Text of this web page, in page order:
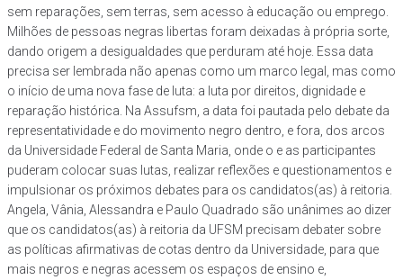
sem reparações, sem terras, sem acesso à educação ou emprego.
Milhões de pessoas negras libertas foram deixadas à própria sorte,
dando origem a desigualdades que perduram até hoje. Essa data
precisa ser lembrada não apenas como um marco legal, mas como
o início de uma nova fase de luta: a luta por direitos, dignidade e
reparação histórica. Na Assufsm, a data foi pautada pelo debate da
representatividade e do movimento negro dentro, e fora, dos arcos
da Universidade Federal de Santa Maria, onde o e as participantes
puderam colocar suas lutas, realizar reflexões e questionamentos e
impulsionar os próximos debates para os candidatos(as) à reitoria.
Angela, Vânia, Alessandra e Paulo Quadrado são unânimes ao dizer
que os candidatos(as) à reitoria da UFSM precisam debater sobre
as políticas afirmativas de cotas dentro da Universidade, para que
mais negros e negras acessem os espaços de ensino e,